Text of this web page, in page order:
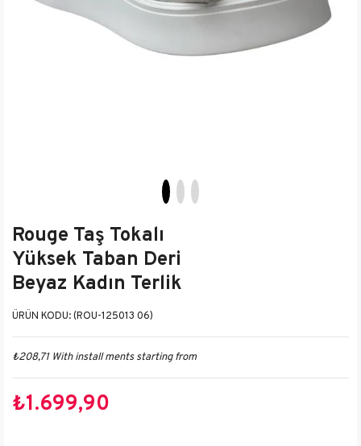
Rouge Taş Tokalı
Yüksek Taban Deri
Beyaz Kadın Terlik
(ROU-125013 06)
₺208,71 With install ments starting from
₺1.699,90